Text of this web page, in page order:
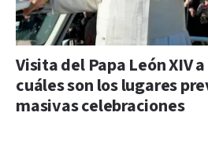
Visita del Papa León XIV
cuáles son los lugares
masivas celebraciones